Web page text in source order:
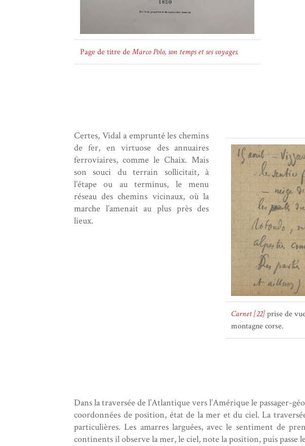
Page de titre deMarco Polo, son temps et ses voyages.
Carnet [22]prise de
montagne corse.
Certes, Vidal a emprunté les chemins
de fer, en virtuose des annuaires
ferroviaires, comme le Chaix. Mais
son souci du terrain sollicitait, à
l’étape ou au terminus, le menu
réseau des chemins vicinaux, où la
marche l’amenait au plus près des
lieux.
Dans la traversée de l’Atlantique vers l’Amérique le passager-
coordonnées de position, état de la mer et du ciel. La
particulières. Les amarres larguées, avec le sentiment de
continents il observe la mer, le ciel, note la position, puis